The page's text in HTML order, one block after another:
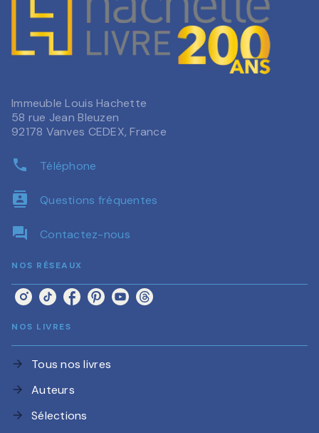
Immeuble Louis Hachette
58 rue Jean Bleuzen
92178 Vanves CEDEX, France
phone Téléphone
contacts Questions fréquentes
question_answer Contactez-nous
NOS RÉSEAUX
NOS LIVRES
arrow_forward Tous nos livres
arrow_forward Auteurs
arrow_forward Sélections